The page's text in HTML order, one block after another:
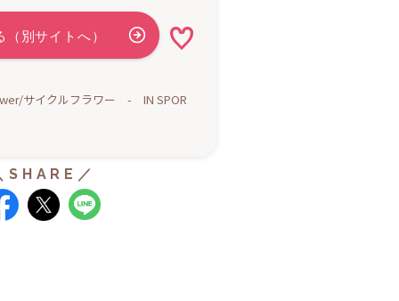
サイクルフラワー - IN SPOR